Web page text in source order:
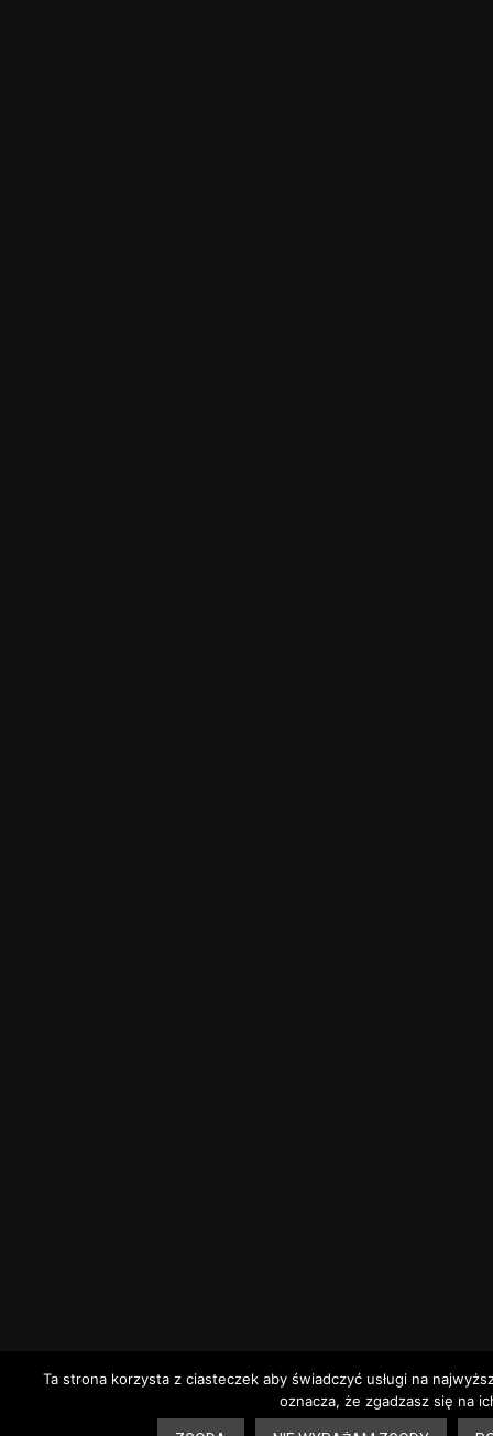
Ta strona korzysta z ciasteczek aby świadczyć usługi na
oznacza, że zgadzasz się na